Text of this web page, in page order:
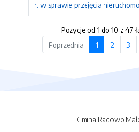
r. w sprawie przejęcia
Pozycje od 1 do 10 z 47
Poprzednia
1 2 3
Gmina Radowo